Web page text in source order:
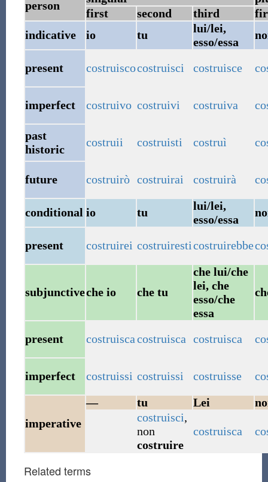
person
first
second third
indicative
io tu
lui/lei,
esso/essa
present costruiscocostruisci costruisce
imperfect costruivo costruivi costruiva
past
historic
costruii costruisti costruì
future costruirò costruirai costruirà
conditional io tu
lui/lei,
esso/essa
present costruirei costruiresticostruirebbe
subjunctiveche io che tu
che lui/che
lei, che
esso/che
essa
present costruiscacostruisca costruisca
imperfect costruissi costruissi costruisse
imperative
— tu Lei
costruisci,
non
costruire
costruisca
Related terms